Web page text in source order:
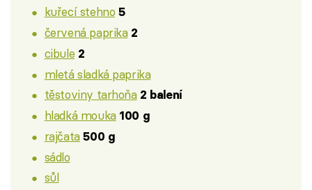
kuřecí stehno 5
červená paprika 2
cibule 2
mletá sladká paprika
těstoviny tarhoňa 2 balení
hladká mouka 100 g
rajčata 500 g
sádlo
sůl